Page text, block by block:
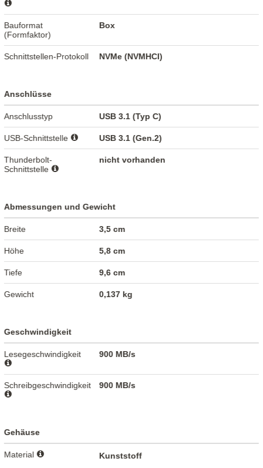
Bauformat
(Formfaktor)
Box
Schnittstellen-Protokoll NVMe (NVMHCI)
Anschlüsse
Anschlusstyp USB 3.1 (Typ C)
USB-Schnittstelle USB 3.1 (Gen.2)
Thunderbolt-
Schnittstelle
nicht vorhanden
Abmessungen und Gewicht
Breite 3,5 cm
Höhe 5,8 cm
Tiefe 9,6 cm
Gewicht 0,137 kg
Geschwindigkeit
Lesegeschwindigkeit 900 MB/s
Schreibgeschwindigkeit 900 MB/s
Gehäuse
Material Kunststoff